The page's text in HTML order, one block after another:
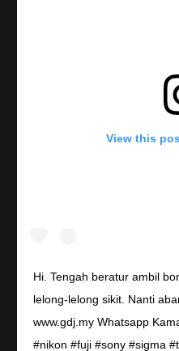
View this
Hi. Tengah beratur ambil
lelong-lelong sikit. Nanti
www.gdj.my Whatsapp
#nikon #fuji #sony #sigma